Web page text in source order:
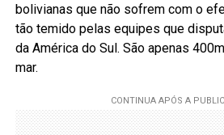
bolivianas que não sofrem com o
tão temido pelas equipes que
da América do Sul. São apenas
mar.